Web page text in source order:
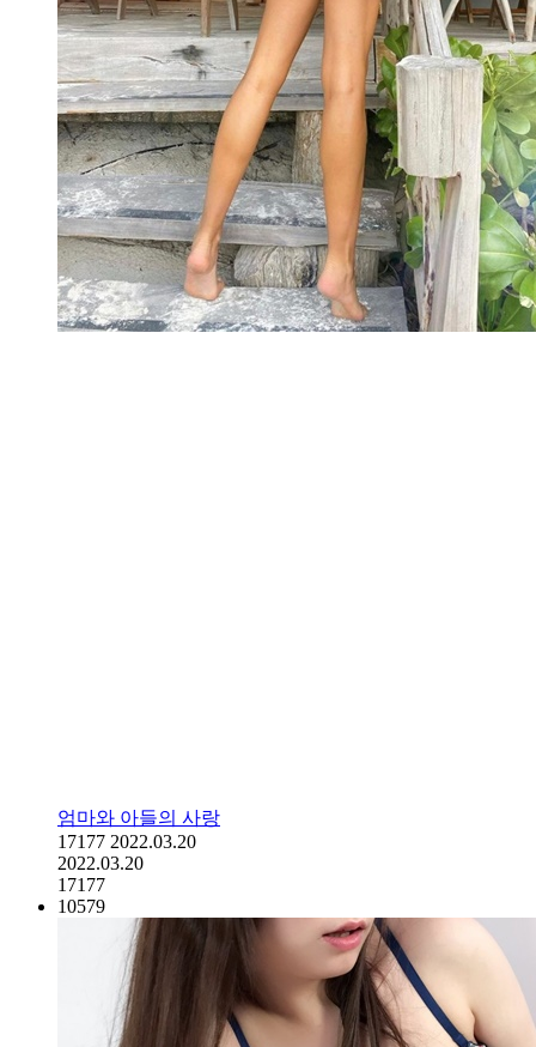
엄마와 아들의 사랑
17177 2022.03.20
2022.03.20
17177
10579